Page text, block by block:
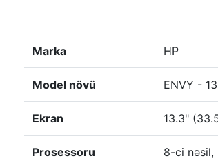
Marka HP
Model növü ENVY -
Ekran 13.3"
Prosessoru
8-ci nəsil,